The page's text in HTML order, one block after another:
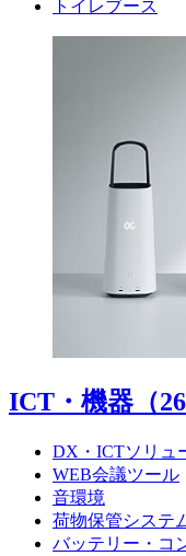
トイレブース
ICT・機器（26
DX・ICTソリュ
WEB会議ツール
音環境
荷物保管システ
バッテリー・コ